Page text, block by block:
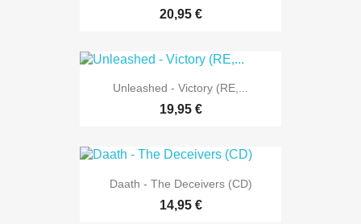
20,95 €
Unleashed - Victory (RE,...
19,95 €
Daath - The Deceivers (CD)
14,95 €